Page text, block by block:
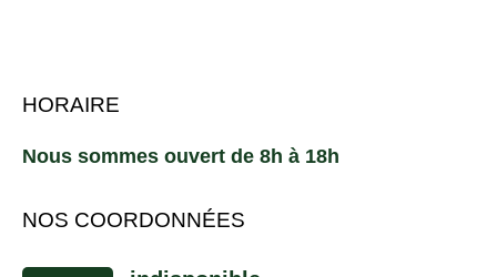
HORAIRE
Nous sommes ouvert de 8h à 18h
NOS COORDONNÉES